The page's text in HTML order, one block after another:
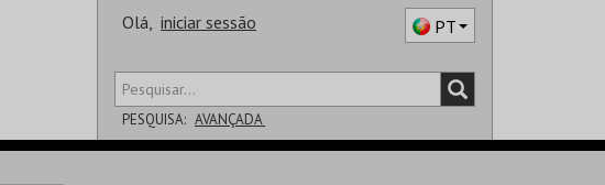
Olá, iniciar sessão PT
PESQUISA: AVANÇADA